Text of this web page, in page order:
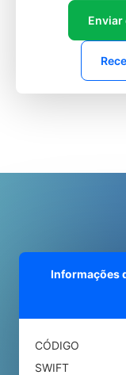
Enviar
Informações
CÓDIGO
SWIFT